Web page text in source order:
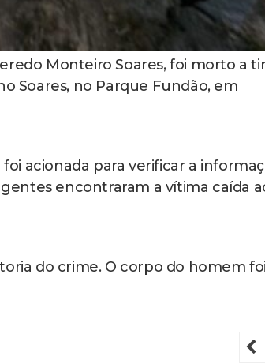
Monteiro Soares, foi morto a
Soares, no Parque Fundão, em
acionada para verificar a
encontraram a vítima caída
do crime. O corpo do homem foi